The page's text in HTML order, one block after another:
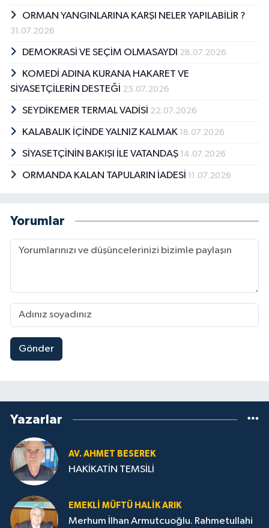
ORMAN YANGINLARINA KARŞI NELER YAPILABİLİR ?
31.07.2026
DEMOKRASİ VE SEÇİM OLMASAYDI 28.07.2026
KOMEDİ ADINA KURANA HAKARET VE
SİYASETÇİLERİN DESTEĞİ 25.07.2026
SEYDİKEMER TERMAL VADİSİ 22.07.2026
KALABALIK İÇİNDE YALNIZ KALMAK 18.07.2026
SİYASETÇİNİN BAKIŞI İLE VATANDAŞ 14.07.2026
ORMANDA KALAN TAPULARIN İADESİ 11.07.2026
Yorumlar
Gönder
Yazarlar
AV. AHMET BESEREK
HAKİKATİN TEMSİLİ
EMEKLI MÜFTÜ HALIK ARIK
Merhum İlhan Armutcuoğlu. Rahmetullahi